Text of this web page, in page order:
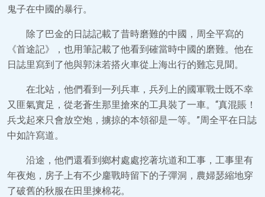
鬼子在中國的暴行。
除了巴金的日誌記載了昔時磨難的中國，周全平寫的
《首途記》，也用筆記載了他看到確當時中國的磨難。他在
日誌里寫到了他與郭沫若搭火車從上海出行的難忘見聞。
在北站，他們看到一列兵車，兵列上的國軍戰士既不幸
又匪氣實足，從老蒼生那里搶來的工具裝了一車。“真混賬！
兵戈起來只會放空炮，擄掠的本領卻是一等。”周全平在日誌
中如許寫道。
沿途，他們還看到鄉村處處挖著坑道和工事，工事里有
年夜炮，房子上有不少鏖戰時留下的子彈洞，農婦瑟縮地穿
了破舊的秋服在田里揀棉花。